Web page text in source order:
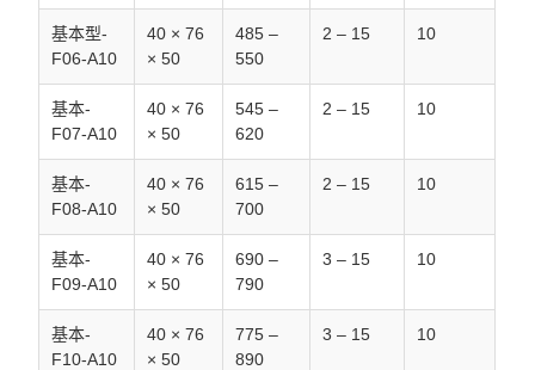
基本型-
F06-A10
40 × 76
× 50
485 –
550
2 – 15 10
基本-
F07-A10
40 × 76
× 50
545 –
620
2 – 15 10
基本-
F08-A10
40 × 76
× 50
615 –
700
2 – 15 10
基本-
F09-A10
40 × 76
× 50
690 –
790
3 – 15 10
基本-
F10-A10
40 × 76
× 50
775 –
890
3 – 15 10